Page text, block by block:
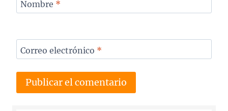
Nombre *
Correo electrónico *